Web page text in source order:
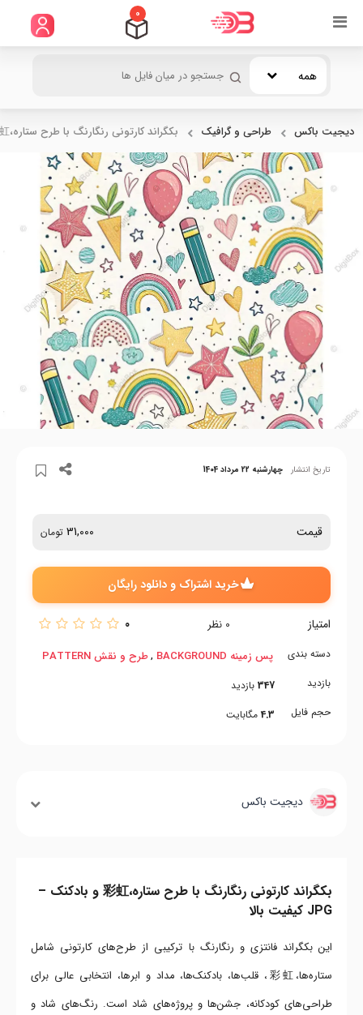
0
همه
دیجیت باکس طراحی و گرافیک بکگراند کارتونی رنگارنگ با طرح ستاره،彩虹...
تاریخ انتشار چهارشنبه 22 مرداد 1404
قیمت 31,000 تومان
خرید اشتراک و دانلود رایگان
امتیاز 0 نظر 0
دسته بندی
بازدید
حجم فایل
پس زمینه BACKGROUND ,طرح و نقش PATTERN
347 بازدید
4.3 مگابایت
دیجیت باکس
بکگراند کارتونی رنگارنگ با طرح ستاره،彩虹 و بادکنک –
JPG کیفیت بالا
این بکگراند فانتزی و رنگارنگ با ترکیبی از طرح‌های کارتونی شامل
ستاره‌ها،彩虹، قلب‌ها، بادکنک‌ها، مداد و ابرها، انتخابی عالی برای
طراحی‌های کودکانه، جشن‌ها و پروژه‌های شاد است. رنگ‌های شاد و